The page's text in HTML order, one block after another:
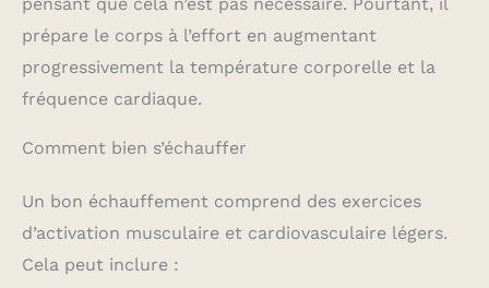
pensant que cela n’est pas nécessaire. Pourtant, il
prépare le corps à l’effort en augmentant
progressivement la température corporelle et la
fréquence cardiaque.
Comment bien s’échauffer
Un bon échauffement comprend des exercices
d’activation musculaire et cardiovasculaire légers.
Cela peut inclure :